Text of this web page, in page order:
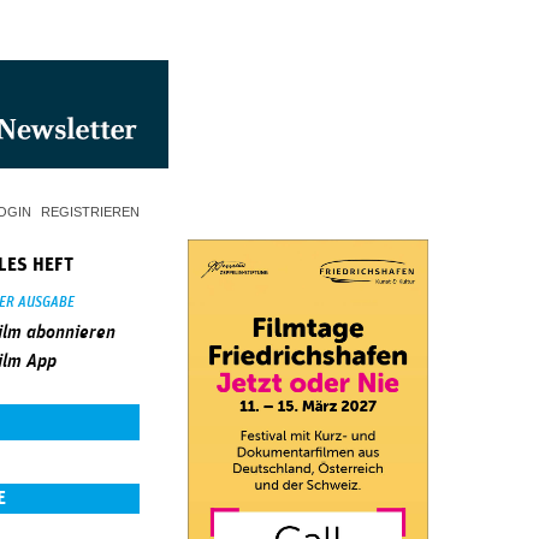
REGISTRIEREN
HEFT
AUSGABE
abonnieren
App